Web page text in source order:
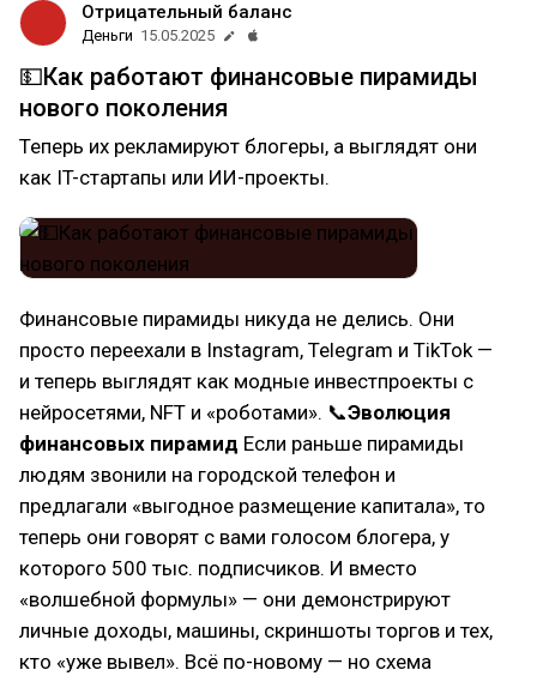
Отрицательный баланс
Деньги 15.05.2025
💵Как работают финансовые пирамиды
нового поколения
Теперь их рекламируют блогеры, а выглядят они
как IT-стартапы или ИИ-проекты.
Финансовые пирамиды никуда не делись. Они
просто переехали в Instagram, Telegram и TikTok —
и теперь выглядят как модные инвестпроекты с
нейросетями, NFT и «роботами». 📞Эволюция
финансовых пирамид Если раньше пирамиды
людям звонили на городской телефон и
предлагали «выгодное размещение капитала», то
теперь они говорят с вами голосом блогера, у
которого 500 тыс. подписчиков. И вместо
«волшебной формулы» — они демонстрируют
личные доходы, машины, скриншоты торгов и тех,
кто «уже вывел». Всё по-новому — но схема